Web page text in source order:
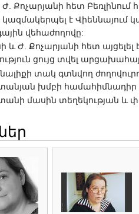
Ժ. Քոչարյանի հետ
կազմակերպել է
վեհաժողովը:
և Ժ. Քոչարյանի հետ
ցույց տվել
տակ գտնվող
խմբի
մասին տեղեկության և